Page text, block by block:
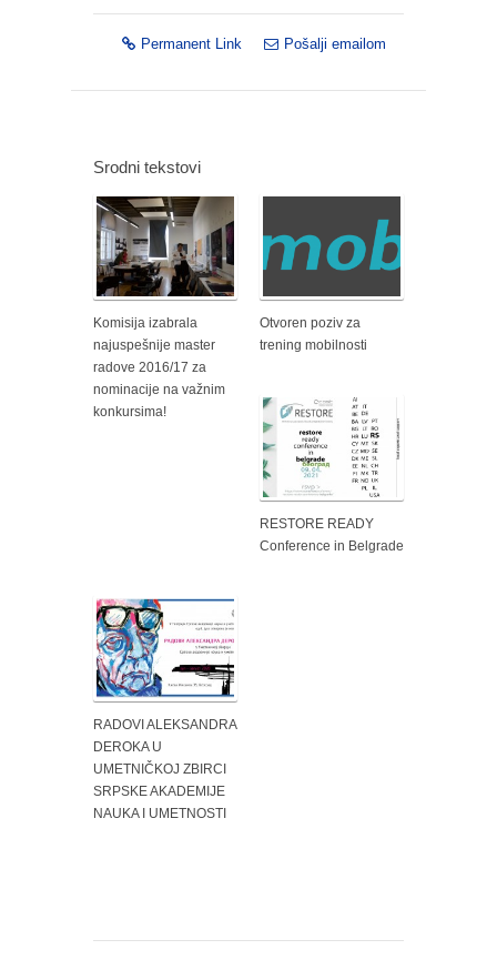
Permanent Link Pošalji emailom
Srodni tekstovi
Komisija izabrala
najuspešnije master
radove 2016/17 za
nominacije na važnim
konkursima!
Otvoren poziv za
trening mobilnosti
RESTORE READY
Conference in Belgrade
RADOVI ALEKSANDRA
DEROKA U
UMETNIČKOJ ZBIRCI
SRPSKE AKADEMIJE
NAUKA I UMETNOSTI